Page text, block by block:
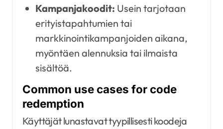
Kampanjakoodit: Usein tarjotaan
erityistapahtumien tai
markkinointikampanjoiden aikana,
myöntäen alennuksia tai ilmaista
sisältöä.
Common use cases for code
redemption
Käyttäjät lunastavat tyypillisesti koodeja